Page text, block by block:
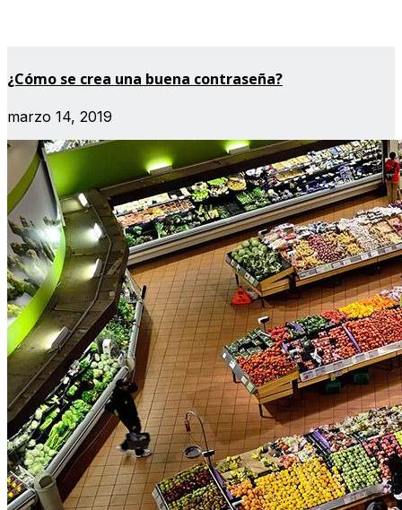
¿Cómo se crea una buena contraseña?
marzo 14, 2019